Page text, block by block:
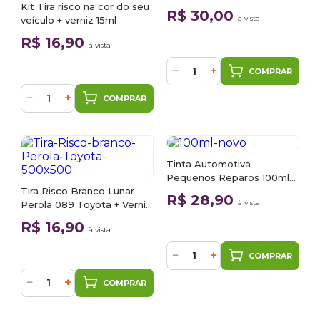
Kit Tira risco na cor do seu
veículo + verniz 15ml
R$ 16,90 à vista
− + COMPRAR
Cores/Na cor do seu carro
20ml
R$ 30,00 à vista
− + COMPRAR
Tira Risco Branco Lunar
Perola 089 Toyota + Verniz
15ml
R$ 16,90 à vista
− + COMPRAR
Tinta Automotiva
Pequenos Reparos 100ml
Na Cor Do Seu Carro
R$ 28,90 à vista
− + COMPRAR